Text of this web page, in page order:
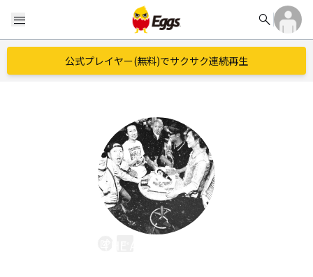
menu search
公式プレイヤー(無料)でサクサク連続再生